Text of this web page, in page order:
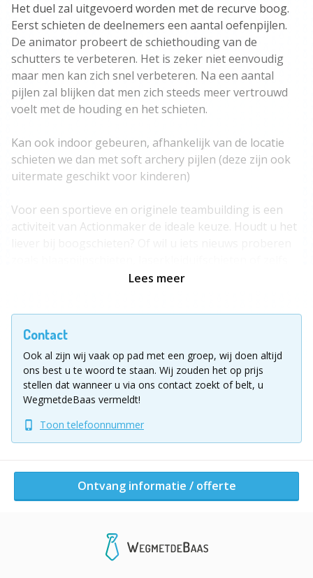
Het duel zal uitgevoerd worden met de recurve boog.
Eerst schieten de deelnemers een aantal oefenpijlen.
De animator probeert de schiethouding van de
schutters te verbeteren. Het is zeker niet eenvoudig
maar men kan zich snel verbeteren. Na een aantal
pijlen zal blijken dat men zich steeds meer vertrouwd
voelt met de houding en het schieten.
Kan ook indoor gebeuren, afhankelijk van de locatie
schieten we dan met soft archery pijlen (deze zijn ook
uitermate geschikt voor kinderen)
Voor een sportieve en originele teambuilding is een
activiteit van Actionmaker de ideale keuze. Houdt u het
bijlwerpen? Bij ons kan het allemaal! Onze initiaties
locatie naar uw keuze of op één van onze vaste
locaties. Onze professionele en flexibele werking zorgt
ervoor dat uw teambuilding een groot succes wordt.
Onderstaand vindt u een overzicht van al onze
activiteiten:
Schermen
Boogschieten
Laserkleiduifschieten
Sumoworstelen
Kruisboogschieten
Pistoolkruisboogschieten
Lees meer
Contact
Ook al zijn wij vaak op pad met een groep, wij doen altijd
ons best u te woord te staan. Wij zouden het op prijs
stellen dat wanneer u via ons contact zoekt of belt, u
WegmetdeBaas vermeldt!
Toon telefoonnummer
Ontvang informatie / offerte